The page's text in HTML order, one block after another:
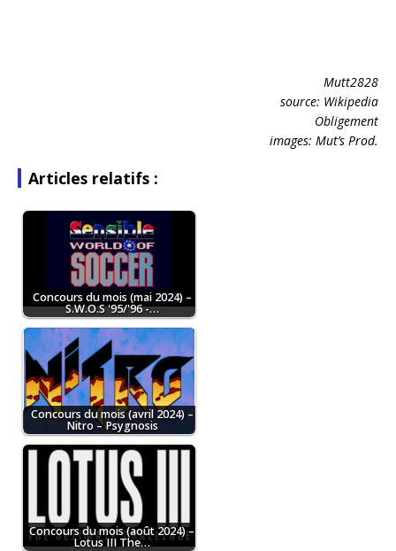
Mutt2828
source: Wikipedia
Obligement
images: Mut’s Prod.
Articles relatifs :
Concours du mois (mai 2024) –
S.W.O.S '95/'96 -…
Concours du mois (avril 2024) –
Nitro – Psygnosis
Concours du mois (août 2024) –
Lotus III The…